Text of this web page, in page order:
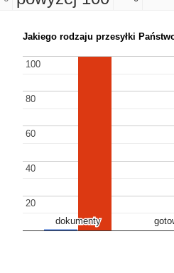
Jakiego rodzaju przesyłki
dokumenty
dokumenty
20
20
40
40
60
60
80
80
100
100